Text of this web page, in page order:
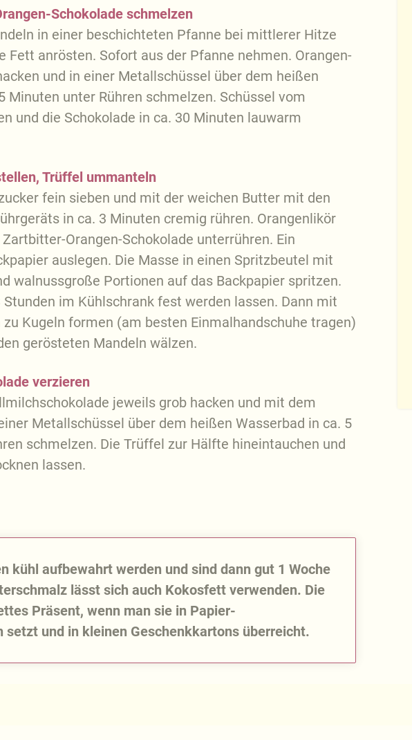
Schokolade schmelzen
in einer beschichteten Pfanne bei mittlerer Hitze
Fett anrösten. Sofort aus der Pfanne nehmen. Orangen-
und in einer Metallschüssel über dem heißen
Minuten unter Rühren schmelzen. Schüssel vom
und die Schokolade in ca. 30 Minuten lauwarm
Trüffel ummanteln
fein sieben und mit der weichen Butter mit den
in ca. 3 Minuten cremig rühren. Orangenlikör
Orangen-Schokolade unterrühren. Ein
auslegen. Die Masse in einen Spritzbeutel mit
walnussgroße Portionen auf das Backpapier spritzen.
Stunden im Kühlschrank fest werden lassen. Dann mit
zu Kugeln formen (am besten Einmalhandschuhe tragen)
gerösteten Mandeln wälzen.
verzieren
jeweils grob hacken und mit dem
Metallschüssel über dem heißen Wasserbad in ca. 5
schmelzen. Die Trüffel zur Hälfte hineintauchen und
lassen.
kühl aufbewahrt werden und sind dann gut 1 Woche
lässt sich auch Kokosfett verwenden. Die
Präsent, wenn man sie in Papier-
setzt und in kleinen Geschenkkartons überreicht.